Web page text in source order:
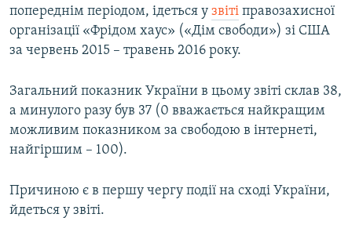
СПЕЦПРОЕКТИ
ДЕПОРТАЦІЯ
СВІДЧЕННЯ ОКУПАЦІЇ
ІНФОГРАФІКА
ЯК ОБІЙТИ БЛОКУВАННЯ
Qırımtatar
ДОЛУЧАЙСЯ!
попереднім періодом, ідеться у звіті правозахисної
організації «Фрідом хаус» («Дім свободи») зі США
за червень 2015 – травень 2016 року.
Загальний показник України в цьому звіті склав 38,
а минулого разу був 37 (0 вважається найкращим
можливим показником за свободою в інтернеті,
найгіршим – 100).
Причиною є в першу чергу події на сході України,
йдеться у звіті.